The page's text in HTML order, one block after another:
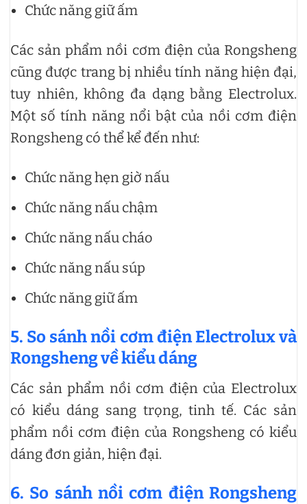
Chức năng giữ ấm
Các sản phẩm nồi cơm điện của Rongsheng
cũng được trang bị nhiều tính năng hiện đại,
tuy nhiên, không đa dạng bằng Electrolux.
Một số tính năng nổi bật của nồi cơm điện
Rongsheng có thể kể đến như:
Chức năng hẹn giờ nấu
Chức năng nấu chậm
Chức năng nấu cháo
Chức năng nấu súp
Chức năng giữ ấm
5. So sánh nồi cơm điện Electrolux và
Rongsheng về kiểu dáng
Các sản phẩm nồi cơm điện của Electrolux
có kiểu dáng sang trọng, tinh tế. Các sản
phẩm nồi cơm điện của Rongsheng có kiểu
dáng đơn giản, hiện đại.
6. So sánh nồi cơm điện Rongsheng